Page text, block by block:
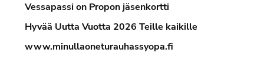
Vessapassi on Propon jäsenkortti
Hyvää Uutta Vuotta 2026 Teille kaikille
www.minullaoneturauhassyopa.fi